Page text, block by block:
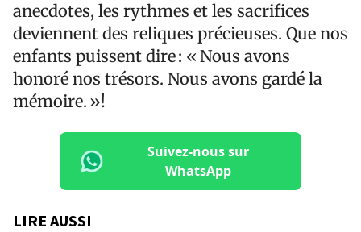
anecdotes, les rythmes et les sacrifices
deviennent des reliques précieuses. Que nos
enfants puissent dire : « Nous avons
honoré nos trésors. Nous avons gardé la
mémoire. »!
Suivez-nous sur
WhatsApp
LIRE AUSSI